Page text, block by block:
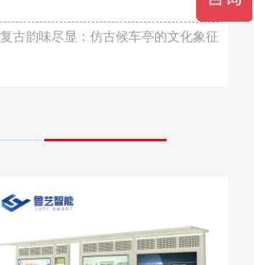
复古韵味尽显：仿古候车亭的文化象征